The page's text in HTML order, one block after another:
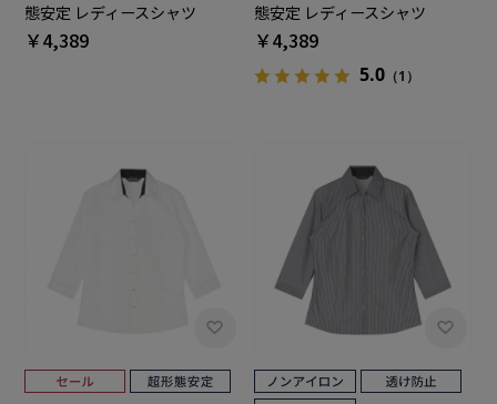
態安定 レディースシャツ
￥4,389
態安定 レディースシャツ
￥4,389
5.0 （1）